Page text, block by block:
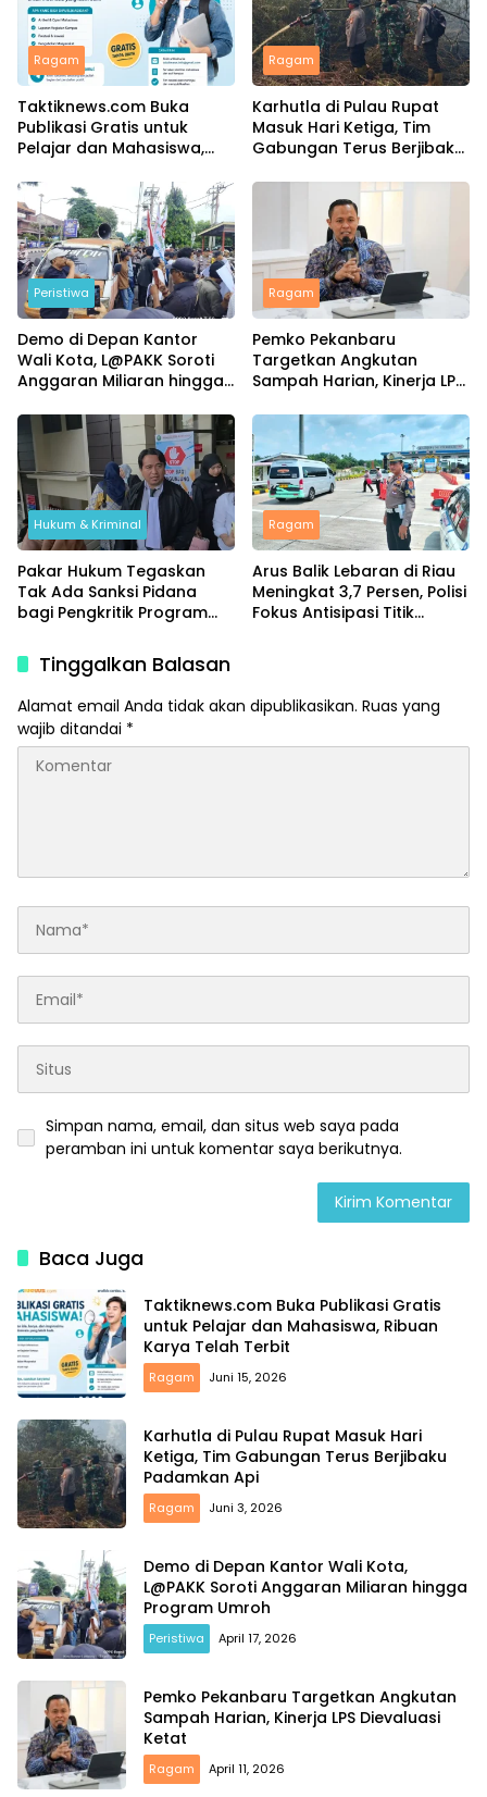
Ragam
Taktiknews.com Buka
Publikasi Gratis untuk
Pelajar dan Mahasiswa,
Ragam
Karhutla di Pulau Rupat
Masuk Hari Ketiga, Tim
Gabungan Terus Berjibaku
Peristiwa
Demo di Depan Kantor
Wali Kota, L@PAKK Soroti
Anggaran Miliaran hingga
Ragam
Pemko Pekanbaru
Targetkan Angkutan
Sampah Harian, Kinerja LPS
Hukum & Kriminal
Pakar Hukum Tegaskan
Tak Ada Sanksi Pidana
bagi Pengkritik Program
Ragam
Arus Balik Lebaran di Riau
Meningkat 3,7 Persen, Polisi
Fokus Antisipasi Titik
Tinggalkan Balasan
Alamat email Anda tidak akan dipublikasikan. Ruas yang
wajib ditandai *
Simpan nama, email, dan situs web saya pada
peramban ini untuk komentar saya berikutnya.
Baca Juga
Taktiknews.com Buka Publikasi Gratis
untuk Pelajar dan Mahasiswa, Ribuan
Karya Telah Terbit
Ragam Juni 15, 2026
Karhutla di Pulau Rupat Masuk Hari
Ketiga, Tim Gabungan Terus Berjibaku
Padamkan Api
Ragam Juni 3, 2026
Demo di Depan Kantor Wali Kota,
L@PAKK Soroti Anggaran Miliaran hingga
Program Umroh
Peristiwa April 17, 2026
Pemko Pekanbaru Targetkan Angkutan
Sampah Harian, Kinerja LPS Dievaluasi
Ketat
Ragam April 11, 2026